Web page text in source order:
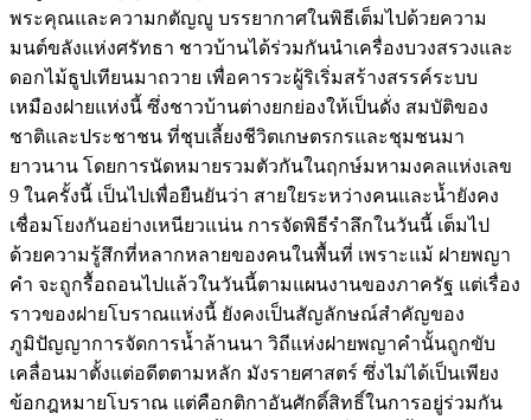
พระคุณและความกตัญญู บรรยากาศในพิธีเต็มไปด้วยความ
มนต์ขลังแห่งศรัทธา ชาวบ้านได้ร่วมกันนำเครื่องบวงสรวงและ
ดอกไม้ธูปเทียนมาถวาย เพื่อคารวะผู้ริเริ่มสร้างสรรค์ระบบ
เหมืองฝายแห่งนี้ ซึ่งชาวบ้านต่างยกย่องให้เป็นดั่ง สมบัติของ
ชาติและประชาชน ที่ชุบเลี้ยงชีวิตเกษตรกรและชุมชนมา
ยาวนาน โดยการนัดหมายรวมตัวกันในฤกษ์มหามงคลแห่งเลข
9 ในครั้งนี้ เป็นไปเพื่อยืนยันว่า สายใยระหว่างคนและน้ำยังคง
เชื่อมโยงกันอย่างเหนียวแน่น การจัดพิธีรำลึกในวันนี้ เต็มไป
ด้วยความรู้สึกที่หลากหลายของคนในพื้นที่ เพราะแม้ ฝายพญา
คำ จะถูกรื้อถอนไปแล้วในวันนี้ตามแผนงานของภาครัฐ แต่เรื่อง
ราวของฝายโบราณแห่งนี้ ยังคงเป็นสัญลักษณ์สำคัญของ
ภูมิปัญญาการจัดการน้ำล้านนา วิถีแห่งฝายพญาคำนั้นถูกขับ
เคลื่อนมาตั้งแต่อดีตตามหลัก มังรายศาสตร์ ซึ่งไม่ได้เป็นเพียง
ข้อกฎหมายโบราณ แต่คือกติกาอันศักดิ์สิทธิ์ในการอยู่ร่วมกัน